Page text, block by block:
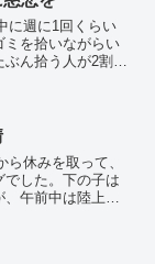
に週に1回くらい
ミを拾いながらい
ん拾う人が2割
休みを取って、
した。下の子は
午前中は陸上部